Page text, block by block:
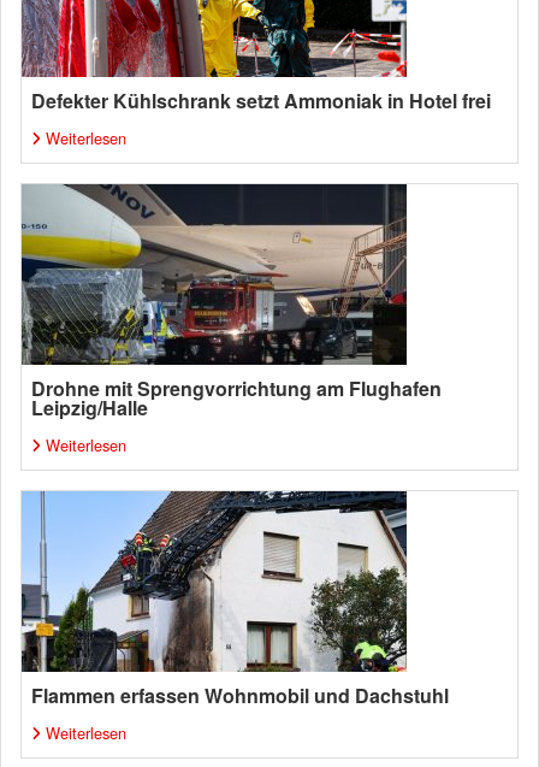
Defekter Kühlschrank setzt Ammoniak in Hotel frei
Weiterlesen
Drohne mit Sprengvorrichtung am Flughafen
Leipzig/Halle
Weiterlesen
Flammen erfassen Wohnmobil und Dachstuhl
Weiterlesen